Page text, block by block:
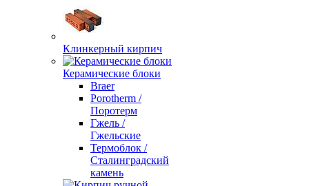
Клинкерный кирпич
Керамические блоки
Braer
Porotherm /
Поротерм
Гжель /
Гжельские
Термоблок /
Сталинградский
камень